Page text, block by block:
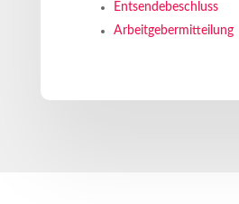
Entsendebeschluss
Arbeitgebermitteilung